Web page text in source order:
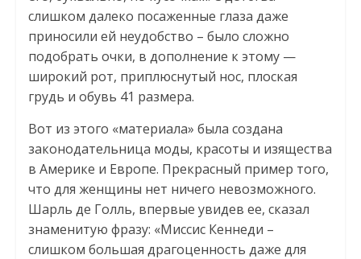
слишком далеко посаженные глаза даже
приносили ей неудобство – было сложно
подобрать очки, в дополнение к этому —
широкий рот, приплюснутый нос, плоская
грудь и обувь 41 размера.
Вот из этого «материала» была создана
законодательница моды, красоты и изящества
в Америке и Европе. Прекрасный пример того,
что для женщины нет ничего невозможного.
Шарль де Голль, впервые увидев ее, сказал
знаменитую фразу: «Миссис Кеннеди –
слишком большая драгоценность даже для